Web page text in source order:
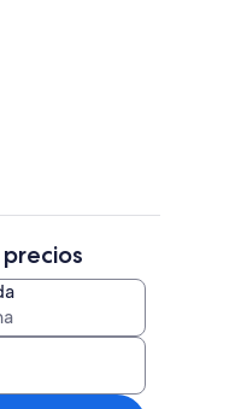
de hidromasaje al aire libre